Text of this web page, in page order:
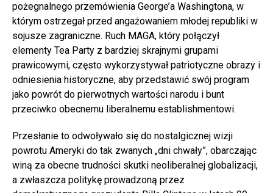
pożegnalnego przemówienia George’a Washingtona, w
którym ostrzegał przed angażowaniem młodej republiki w
sojusze zagraniczne. Ruch MAGA, który połączył
elementy Tea Party z bardziej skrajnymi grupami
prawicowymi, często wykorzystywał patriotyczne obrazy i
odniesienia historyczne, aby przedstawić swój program
jako powrót do pierwotnych wartości narodu i bunt
przeciwko obecnemu liberalnemu establishmentowi.
Przesłanie to odwoływało się do nostalgicznej wizji
powrotu Ameryki do tak zwanych „dni chwały”, obarczając
winą za obecne trudności skutki neoliberalnej globalizacji,
a zwłaszcza politykę prowadzoną przez